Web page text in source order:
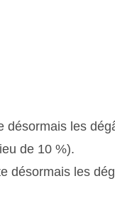
désormais les
de 10 %).
désormais les